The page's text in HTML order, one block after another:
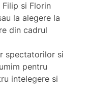
Filip si Florin
la alegere la
din cadrul
spectatorilor si
pentru
intelegere si